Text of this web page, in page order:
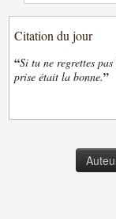
Citation du jour
“Si tu ne regrettes
prise était la bonne.”